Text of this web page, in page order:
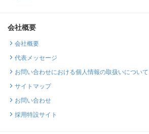
会社概要
会社概要
代表メッセージ
お問い合わせにおける個人情報の取扱いについて
サイトマップ
お問い合わせ
採用特設サイト